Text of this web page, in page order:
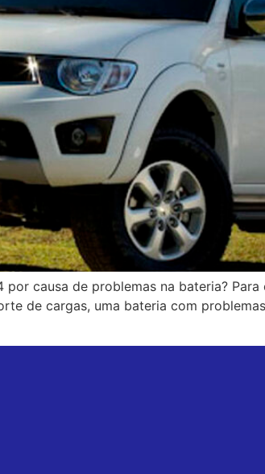
causa de problemas na bateria?
de cargas, uma bateria com